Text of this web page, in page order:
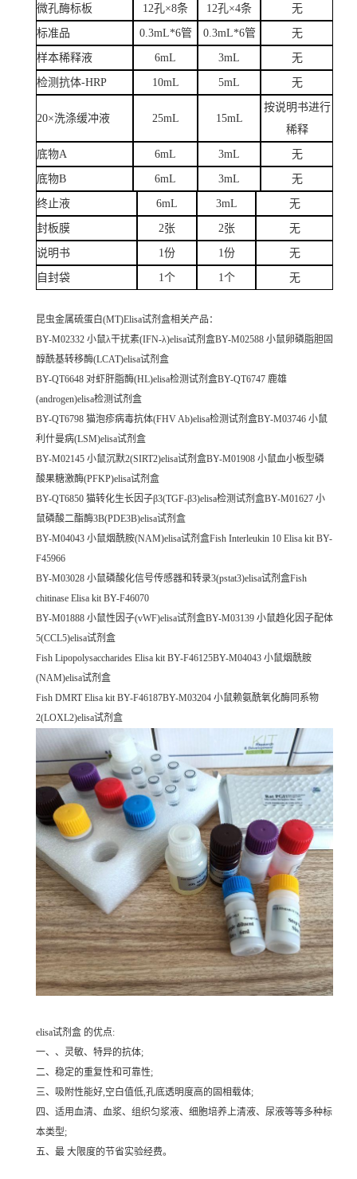
微孔酶标板 12孔×8条 12孔×4条 无
标准品 0.3mL*6管 0.3mL*6管 无
样本稀释液 6mL 3mL 无
检测抗体-HRP 10mL 5mL 无
20×洗涤缓冲液 25mL 15mL
按说明书进行
稀释
底物A 6mL 3mL 无
底物B 6mL 3mL 无
终止液 6mL 3mL 无
封板膜 2张 2张 无
说明书 1份 1份 无
自封袋 1个 1个 无
昆虫金属硫蛋白(MT)Elisa试剂盒相关产品：
BY-M02332 小鼠λ干扰素(IFN-λ)elisa试剂盒BY-M02588 小鼠卵磷脂胆固
醇酰基转移酶(LCAT)elisa试剂盒
BY-QT6648 对虾肝脂酶(HL)elisa检测试剂盒BY-QT6747 鹿雄
(androgen)elisa检测试剂盒
BY-QT6798 猫泡疹病毒抗体(FHV Ab)elisa检测试剂盒BY-M03746 小鼠
利什曼病(LSM)elisa试剂盒
BY-M02145 小鼠沉默2(SIRT2)elisa试剂盒BY-M01908 小鼠血小板型磷
酸果糖激酶(PFKP)elisa试剂盒
BY-QT6850 猫转化生长因子β3(TGF-β3)elisa检测试剂盒BY-M01627 小
鼠磷酸二酯酶3B(PDE3B)elisa试剂盒
BY-M04043 小鼠烟酰胺(NAM)elisa试剂盒Fish Interleukin 10 Elisa kit BY-
F45966
BY-M03028 小鼠磷酸化信号传感器和转录3(pstat3)elisa试剂盒Fish
chitinase Elisa kit BY-F46070
BY-M01888 小鼠性因子(vWF)elisa试剂盒BY-M03139 小鼠趋化因子配体
5(CCL5)elisa试剂盒
Fish Lipopolysaccharides Elisa kit BY-F46125BY-M04043 小鼠烟酰胺
(NAM)elisa试剂盒
Fish DMRT Elisa kit BY-F46187BY-M03204 小鼠赖氨酰氧化酶同系物
2(LOXL2)elisa试剂盒
elisa试剂盒 的优点:
一、、灵敏、特异的抗体;
二、稳定的重复性和可靠性;
三、吸附性能好,空白值低,孔底透明度高的固相载体;
四、适用血清、血浆、组织匀浆液、细胞培养上清液、尿液等等多种标
本类型;
五、最 大限度的节省实验经费。